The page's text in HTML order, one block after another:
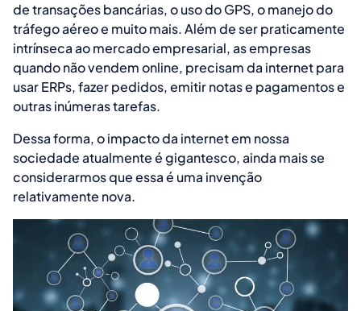
de transações bancárias, o uso do GPS, o manejo do
tráfego aéreo e muito mais. Além de ser praticamente
intrínseca ao mercado empresarial, as empresas
quando não vendem online, precisam da internet para
usar ERPs, fazer pedidos, emitir notas e pagamentos e
outras inúmeras tarefas.
Dessa forma, o impacto da internet em nossa
sociedade atualmente é gigantesco, ainda mais se
considerarmos que essa é uma invenção
relativamente nova.